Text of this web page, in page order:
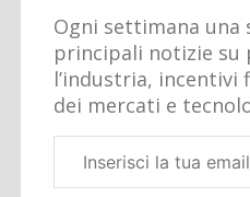
Ogni settimana una
principali notizie su
l’industria, incentivi
dei mercati e
aziendale